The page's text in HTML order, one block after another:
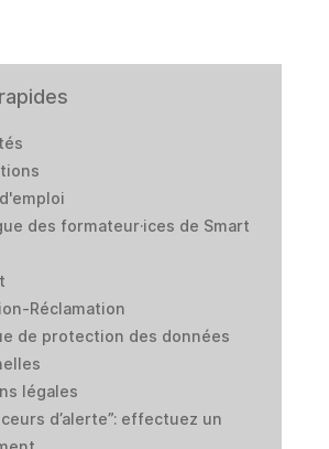
des formateur·ices de Smart
Réclamation
de protection des données
légales
d’alerte”: effectuez un